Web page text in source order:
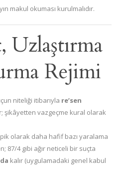
makul okuması kurulmalıdır.
Uzlaştırma
Rejimi
niteliği itibarıyla re’sen
şikâyetten vazgeçme kural olarak
olarak daha hafif bazı yaralama
87/4 gibi ağır neticeli bir suçta
kalır (uygulamadaki genel kabul